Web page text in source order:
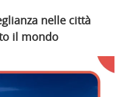
nelle città
il mondo